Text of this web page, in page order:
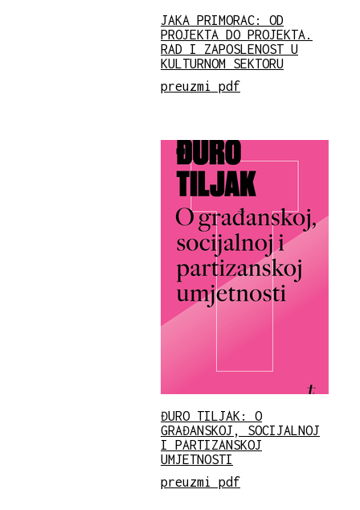
JAKA PRIMORAC: OD
PROJEKTA DO PROJEKTA.
RAD I ZAPOSLENOST U
KULTURNOM SEKTORU
preuzmi pdf
ĐURO TILJAK: O
GRAĐANSKOJ, SOCIJALNOJ
I PARTIZANSKOJ
UMJETNOSTI
preuzmi pdf